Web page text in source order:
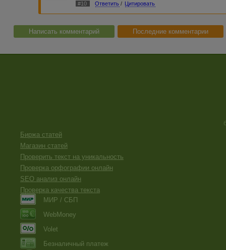
#10 Ответить / Цитировать
Написать комментарий Последние комментарии
Биржа статей
Магазин статей
Проверить текст на уникальность
Проверка орфографии онлайн
SEO анализ онлайн
Проверка качества текста
МИР / СБП
WebMoney
Volet
Безналичный платеж